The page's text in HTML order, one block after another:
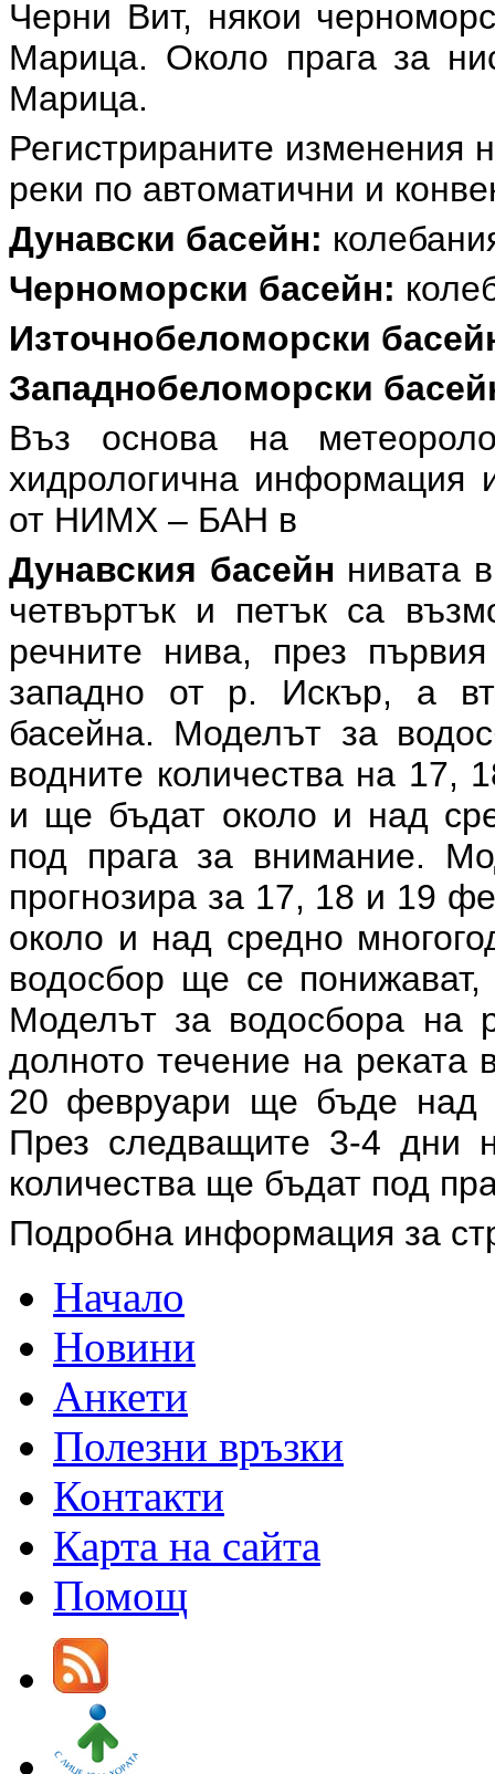
Черни Вит, някои
Марица. Около прага за
Марица.
Регистрираните изменения
реки по автоматични и
Дунавски басейн:
Черноморски басейн:
Източнобеломорски
Западнобеломорски
Въз основа на
хидрологична информация
от НИМХ – БАН в
Дунавския басейн нивата
четвъртък и петък са
речните нива, през
западно от р. Искър, а
басейна. Моделът за
водните количества на
и ще бъдат около и над
под прага за внимание.
прогнозира за 17, 18 и 19
около и над средно
водосбор ще се
Моделът за водосбора на
долното течение на реката
20 февруари ще бъде над
През следващите 3-4 дни
количества ще бъдат под
Подробна информация за
Начало
Новини
Анкети
Полезни връзки
Контакти
Карта на сайта
Помощ